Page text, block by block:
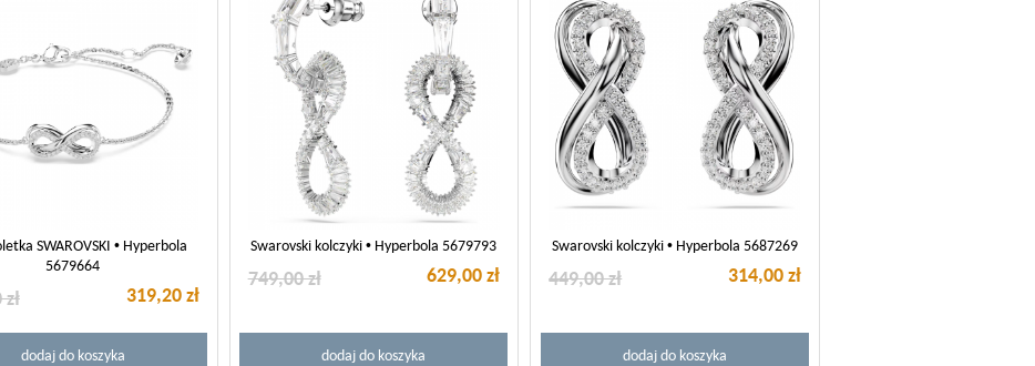
SWAROVSKI • Hyperbola
5679664
319,20 zł
dodaj do koszyka
Swarovski kolczyki • Hyperbola 5679793
629,00 zł
749,00 zł
dodaj do koszyka
Swarovski kolczyki • Hyperbola 5687269
314,00 zł
449,00 zł
dodaj do koszyka